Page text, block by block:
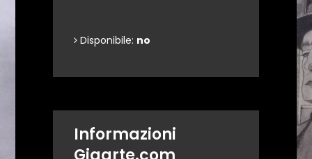
Disponibile: no
Informazioni